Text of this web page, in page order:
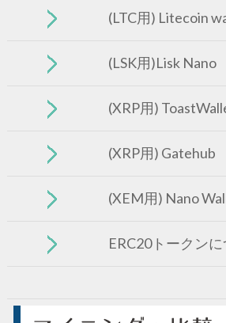
(LTC用) Litecoin
(LSK用)Lisk Nano
(XRP用)
(XRP用) Gatehub
(XEM用) Nano
ERC20トークン